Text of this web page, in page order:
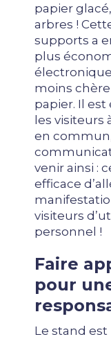
papier
arbres !
supports a
plus
moins
papier. Il
les visiteurs
en
venir ainsi :
efficace
visiteurs
personnel !
Faire
pour
Le stand